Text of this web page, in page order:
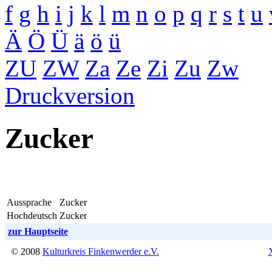
f g h i j k l m n o p q r s t u
Ä Ö Ü ä ö ü
ZU ZW Za Ze Zi Zu Zw
Druckversion
Zucker
Aussprache
Zucker
Hochdeutsch Zucker
zur Hauptseite
© 2008 Kulturkreis Finkenwerder e.V.